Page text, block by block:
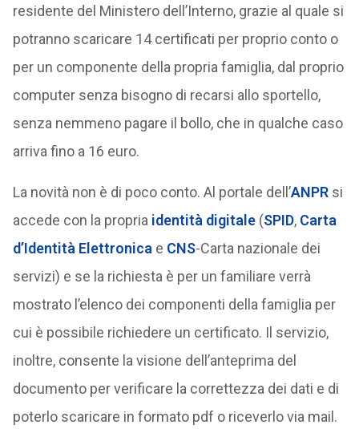
residente del Ministero dell’Interno, grazie al quale si
potranno scaricare 14 certificati per proprio conto o
per un componente della propria famiglia, dal proprio
computer senza bisogno di recarsi allo sportello,
senza nemmeno pagare il bollo, che in qualche caso
arriva fino a 16 euro.
La novità non è di poco conto. Al portale dell’ANPRsi
accede con la propria identità digitale(SPID, Carta
d’Identità Elettronica e CNS-Carta nazionale dei
servizi) e se la richiesta è per un familiare verrà
mostrato l’elenco dei componenti della famiglia per
cui è possibile richiedere un certificato. Il servizio,
inoltre, consente la visione dell’anteprima del
documento per verificare la correttezza dei dati e di
poterlo scaricare in formato pdf o riceverlo via mail.